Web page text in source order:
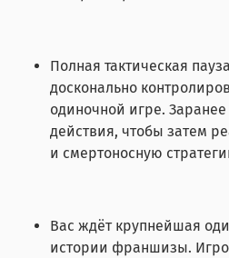
Полная тактическая
досконально
одиночной игре.
действия, чтобы затем
и смертоносную
Вас ждёт крупнейшая
истории франшизы.